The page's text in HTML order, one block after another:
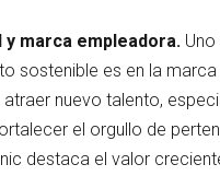
y marca empleadora.
sostenible es en la
nuevo talento,
el orgullo de
destaca el valor